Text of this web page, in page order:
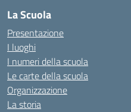
La Scuola
Presentazione
I luoghi
I numeri della scuola
Le carte della scuola
Organizzazione
La storia